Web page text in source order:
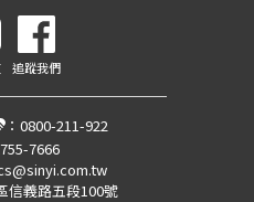
追蹤我們
： 0800-211-922
7666
信義路五段100號